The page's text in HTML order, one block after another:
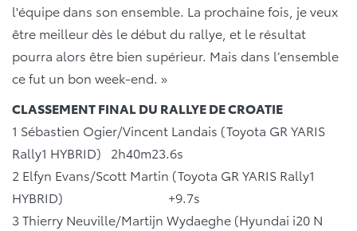
l'équipe dans son ensemble. La prochaine fois, je veux
être meilleur dès le début du rallye, et le résultat
pourra alors être bien supérieur. Mais dans l’ensemble
ce fut un bon week-end. »
CLASSEMENT FINAL DU RALLYE DE CROATIE
1 Sébastien Ogier/Vincent Landais (Toyota GR YARIS
Rally1 HYBRID) 2h40m23.6s
2 Elfyn Evans/Scott Martin (Toyota GR YARIS Rally1
HYBRID) +9.7s
3 Thierry Neuville/Martijn Wydaeghe (Hyundai i20 N